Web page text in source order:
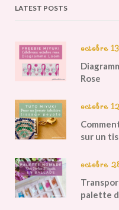
LATEST POSTS
octobre
Rose
octobre
sur un
octobre
palette